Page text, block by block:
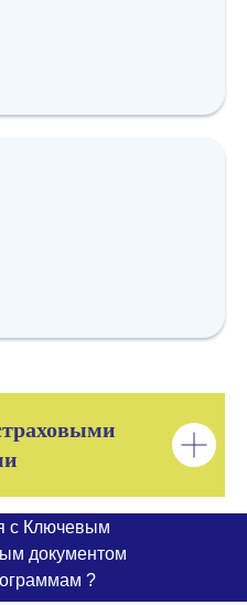
с Ключевым
документом
?